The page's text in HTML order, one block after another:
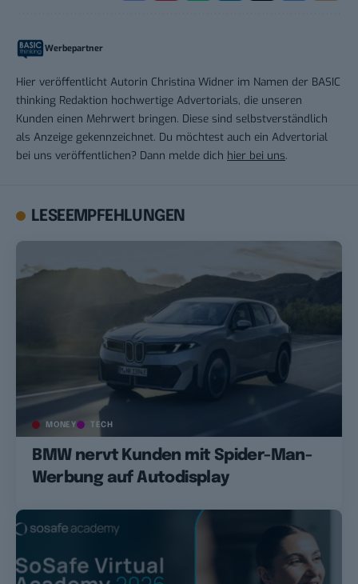
Werbepartner
Hier veröffentlicht Autorin Christina Widner im Namen der BASIC
thinking Redaktion hochwertige Advertorials, die unseren
Kunden einen Mehrwert bringen. Diese sind selbstverständlich
als Anzeige gekennzeichnet. Du möchtest auch ein Advertorial
bei uns veröffentlichen? Dann melde dich hier bei uns.
LESEEMPFEHLUNGEN
MONEY TECH
BMW nervt Kunden mit Spider-Man-
Werbung auf Autodisplay